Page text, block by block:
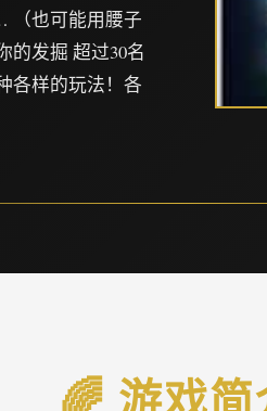
（也可能用腰子
发掘 超过30名
各样的玩法！各